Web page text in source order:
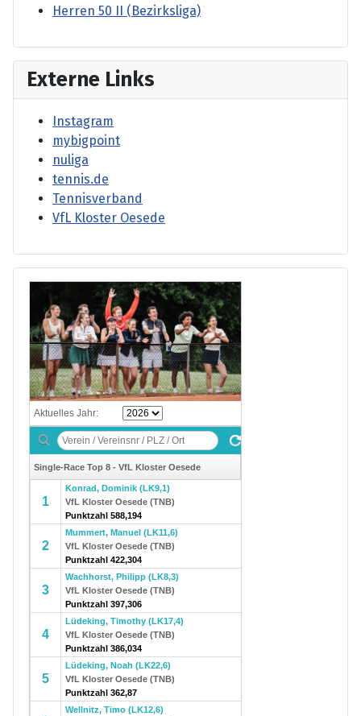
Herren 50 II (Bezirksliga)
Externe Links
Instagram
mybigpoint
nuliga
tennis.de
Tennisverband
VfL Kloster Oesede